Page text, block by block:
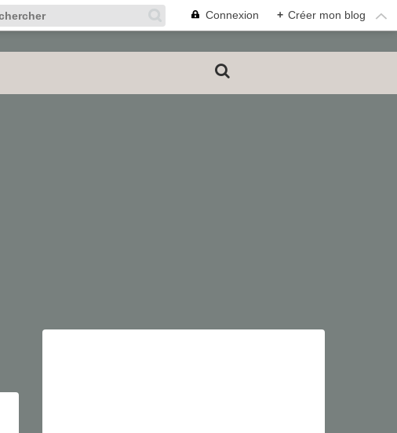
Connexion + Créer mon blog